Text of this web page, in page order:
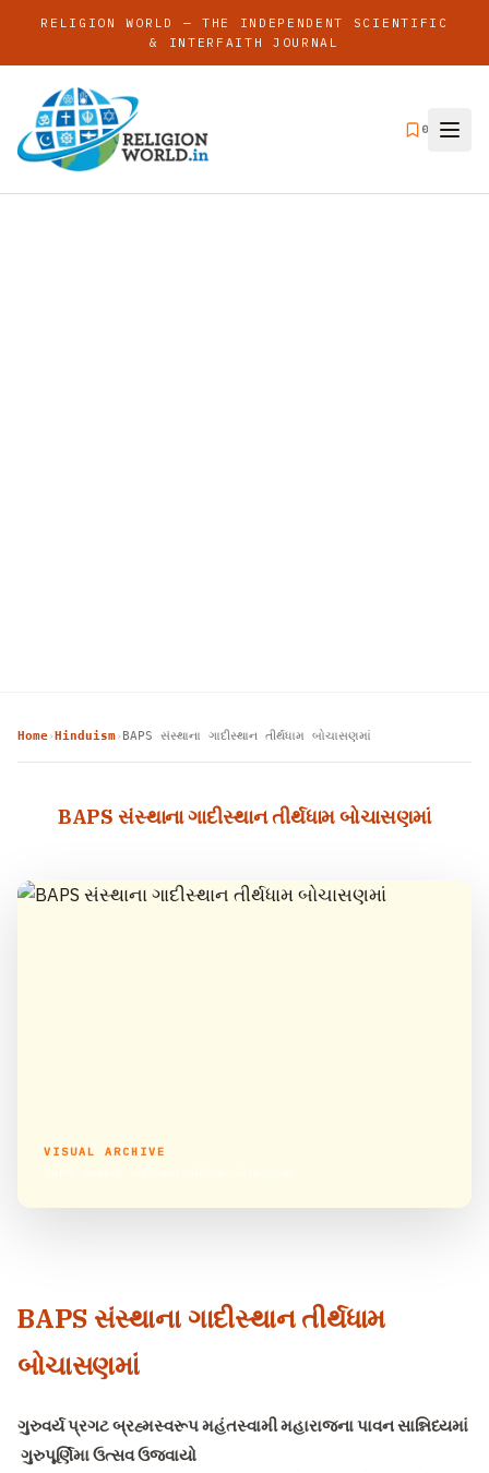
RELIGION WORLD — THE INDEPENDENT SCIENTIFIC
& INTERFAITH JOURNAL
0
Home› Hinduism› BAPS સંસ્થાના ગાદીસ્થાન તીર્થધામ બોચાસણમાં
BAPS સંસ્થાના ગાદીસ્થાન તીર્થધામ બોચાસણમાં
VISUAL ARCHIVE
BAPS સંસ્થાના ગાદીસ્થાન તીર્થધામ
બોચાસણમાં
ગુરુવર્ય પ્રગટ બ્રહ્મસ્વરૂપ મહંતસ્વામી મહારાજના પાવન સાન્નિધ્યમાં
ગુરુપૂર્ણિમા ઉત્સવ ઉજવાયો